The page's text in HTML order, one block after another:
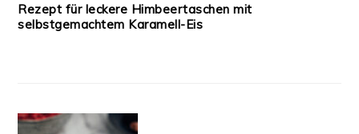
Rezept für leckere Himbeertaschen mit
selbstgemachtem Karamell-Eis